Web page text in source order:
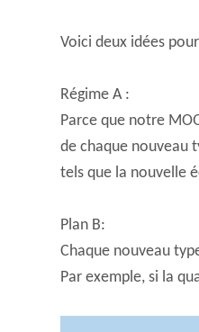
Voici deux idées
Régime A :
Parce que notre
de chaque nouveau
tels que la nouvelle
Plan B:
Chaque nouveau
Par exemple, si la